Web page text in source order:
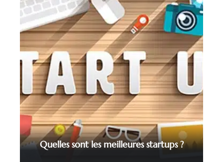
Quelles sont les meilleures startups ?